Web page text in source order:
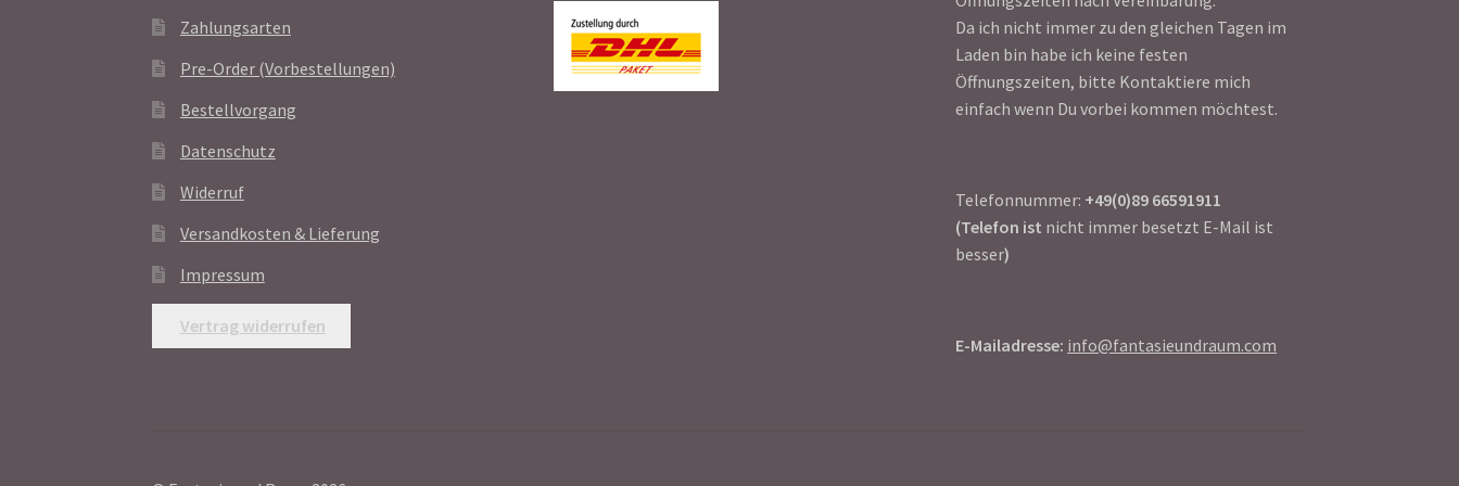
Zahlungsarten
Pre-Order (Vorbestellungen)
Bestellvorgang
Datenschutz
Widerruf
Versandkosten & Lieferung
Impressum
Vertrag widerrufen
Da ich nicht immer zu den gleichen Tagen im
Laden bin habe ich keine festen
Öffnungszeiten, bitte Kontaktiere mich
einfach wenn Du vorbei kommen möchtest.
Telefonnummer: +49(0)89 66591911
(Telefon ist nicht immer besetzt E-Mail ist
besser)
E-Mailadresse: info@fantasieundraum.com